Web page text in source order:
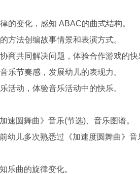
变化，感知 ABAC的曲式结构。
法创编故事情景和表演方式。
共同解决问题，体验合作游戏的快
节奏感，发展幼儿的表现力。
动，体验音乐活动中的快乐。
圆舞曲》音乐(节选)、音乐图谱。
儿多次熟悉过《加速度圆舞曲》音
曲的旋律变化。